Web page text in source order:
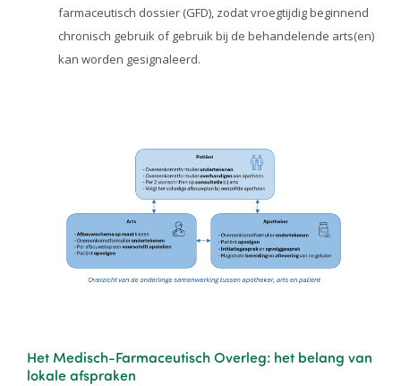
farmaceutisch dossier (GFD), zodat vroegtijdig beginnend
chronisch gebruik of gebruik bij de behandelende arts(en)
kan worden gesignaleerd.
Het Medisch-Farmaceutisch Overleg: het belang van
lokale afspraken